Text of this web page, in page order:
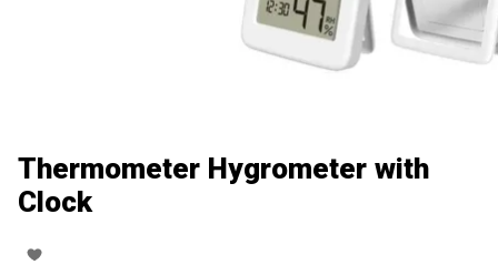
Thermometer Hygrometer with
Clock